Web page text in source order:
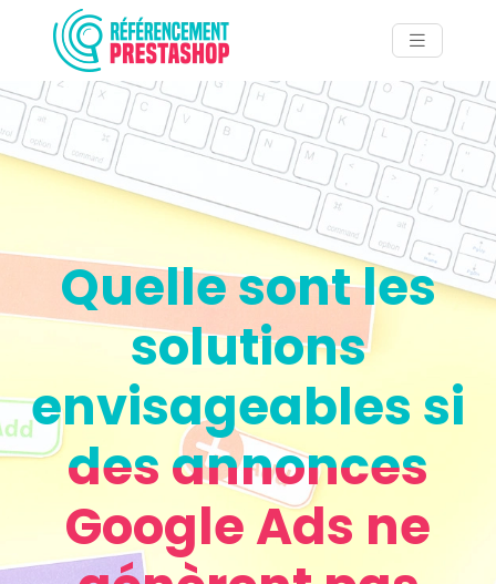
Quelle sont les
solutions
envisageables si
des annonces
Google Ads ne